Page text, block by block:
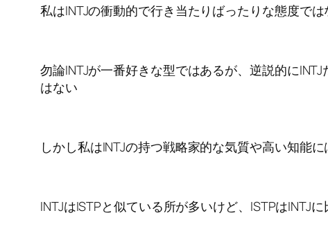
私はINTJの衝動的で行き当たりばったりな態度で
勿論INTJが一番好きな型ではあるが、逆説的に
はない
しかし私はINTJの持つ戦略家的な気質や高い知能
INTJはISTPと似ている所が多いけど、ISTPはINTJ